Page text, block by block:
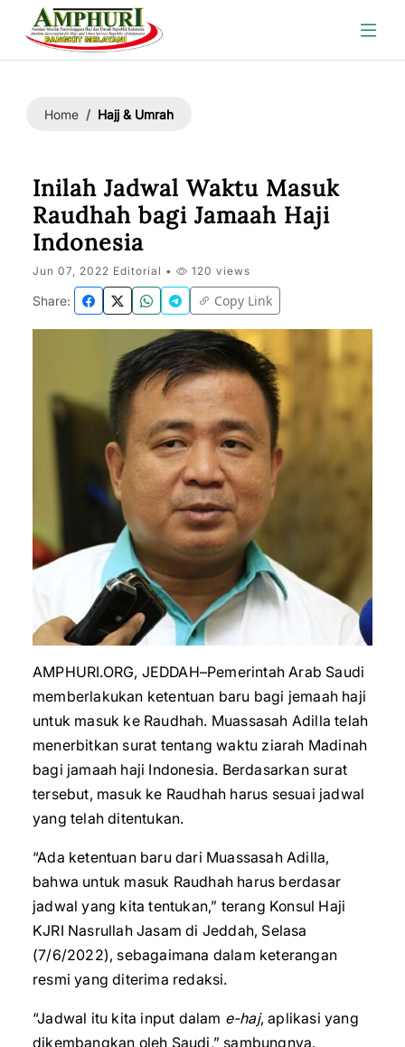
Home Hajj & Umrah
Inilah Jadwal Waktu Masuk
Raudhah bagi Jamaah Haji
Indonesia
Jun 07, 2022 Editorial • 120 views
Share: Copy Link
AMPHURI.ORG, JEDDAH–Pemerintah Arab Saudi
memberlakukan ketentuan baru bagi jemaah haji
untuk masuk ke Raudhah. Muassasah Adilla telah
menerbitkan surat tentang waktu ziarah Madinah
bagi jamaah haji Indonesia. Berdasarkan surat
tersebut, masuk ke Raudhah harus sesuai jadwal
yang telah ditentukan.
“Ada ketentuan baru dari Muassasah Adilla,
bahwa untuk masuk Raudhah harus berdasar
jadwal yang kita tentukan,” terang Konsul Haji
KJRI Nasrullah Jasam di Jeddah, Selasa
(7/6/2022), sebagaimana dalam keterangan
resmi yang diterima redaksi.
“Jadwal itu kita input dalam e-haj, aplikasi yang
dikembangkan oleh Saudi,” sambungnya.